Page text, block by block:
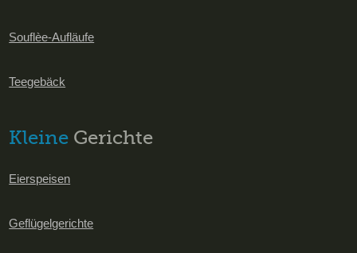
Souflèe-Aufläufe
Teegebäck
Kleine Gerichte
Eierspeisen
Geflügelgerichte